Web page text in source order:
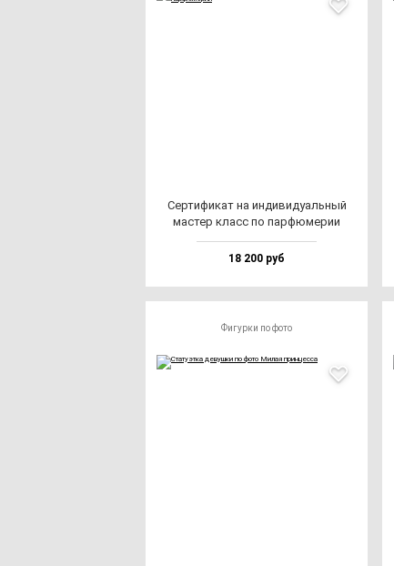
Сер­ти­фи­кат на ин­ди­ви­ду­аль­ный
мас­тер класс по пар­фю­ме­рии
18 200 руб
Фигурки по фото